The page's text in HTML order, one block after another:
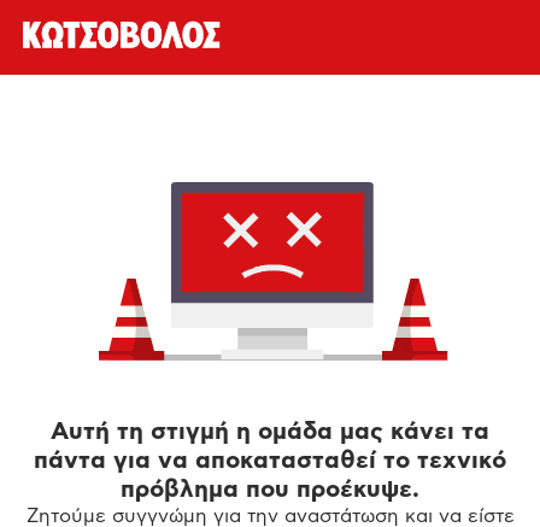
Αυτή τη στιγμή η ομάδα μας κάνει τα
πάντα για να αποκατασταθεί το τεχνικό
πρόβλημα που προέκυψε.
Ζητούμε συγγνώμη για την αναστάτωση και να είστε